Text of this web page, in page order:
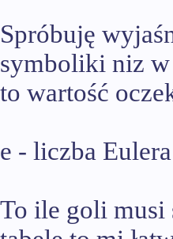
Spróbuję
symboliki niz w
to wartość
e - liczba Eulera
To ile goli musi